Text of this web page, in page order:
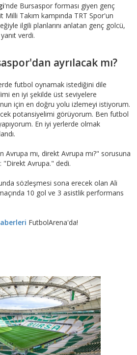
'nde Bursaspor forması giyen genç
Milli Takım kampında TRT Spor'un
ilgili planlarını anlatan genç golcü,
verdi.
ayrılacak mı?
futbol oynamak istediğini dile
en iyi şekilde üst seviyelere
için en doğru yolu izlemeyi istiyorum.
potansiyelimi görüyorum. Ben futbol
En iyi yerlerde olmak
Avrupa mı, direkt Avrupa mı?" sorusuna
"Direkt Avrupa." dedi.
sözleşmesi sona erecek olan Ali
10 gol ve 3 asistlik performans
FutbolArena'da!